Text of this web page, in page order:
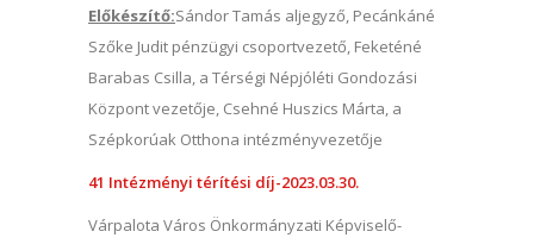
Előkészítő:Sándor Tamás aljegyző, Pecánkáné
Szőke Judit pénzügyi csoportvezető, Feketéné
Barabas Csilla, a Térségi Népjóléti Gondozási
Központ vezetője, Csehné Huszics Márta, a
Szépkorúak Otthona intézményvezetője
41 Intézményi térítési díj-2023.03.30.
Várpalota Város Önkormányzati Képviselő-